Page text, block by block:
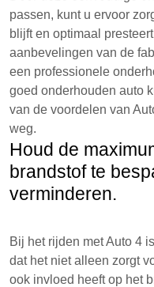
passen, kunt u ervoor
blijft en optimaal
aanbevelingen van de
een professionele
goed onderhouden auto
van de voordelen van
weg.
Houd de
brandstof te
verminderen.
Bij het rijden met Auto 4
dat het niet alleen zorgt
ook invloed heeft op het